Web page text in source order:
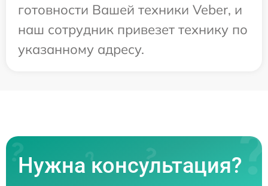
готовности Вашей техники Veber, и
наш сотрудник привезет технику по
указанному адресу.
Нужна консультация?